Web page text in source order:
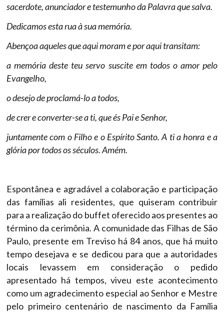
sacerdote, anunciador e testemunho da Palavra que salva.
Dedicamos esta rua à sua memória.
Abençoa aqueles que aqui moram e por aqui transitam:
a memória deste teu servo suscite em todos o amor pelo
Evangelho,
o desejo de proclamá-lo a todos,
de crer e converter-se a ti, que és Pai e Senhor,
juntamente com o Filho e o Espírito Santo. A ti a honra e a
glória por todos os séculos. Amém.
Espontânea e agradável a colaboração e participação
das famílias ali residentes, que quiseram contribuir
para a realização do buffet oferecido aos presentes ao
término da cerimônia. A comunidade das Filhas de São
Paulo, presente em Treviso há 84 anos, que há muito
tempo desejava e se dedicou para que a autoridades
locais levassem em consideração o pedido
apresentado há tempos, viveu este acontecimento
como um agradecimento especial ao Senhor e Mestre
pelo primeiro centenário de nascimento da Família